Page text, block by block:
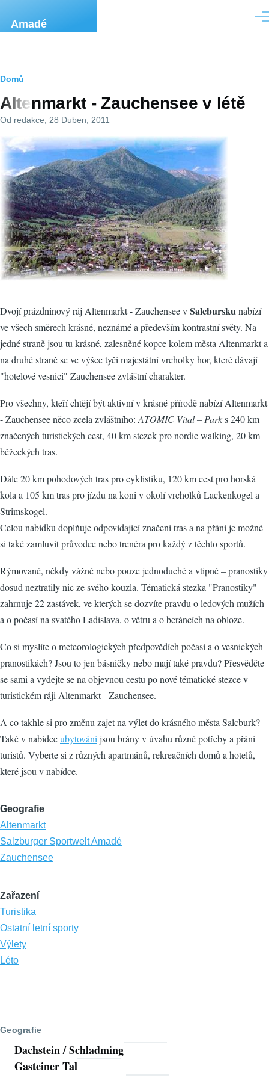
Amadé
Drobečková
navigace
Domů
Altenmarkt - Zauchensee v létě
Od redakce , 28 Duben, 2011
Dvojí prázdninový ráj Altenmarkt - Zauchensee vSalcburskunabízí
ve všech směrech krásné, neznámé a především kontrastní světy. Na
jedné straně jsou tu krásné, zalesněné kopce kolem města Altenmarkt a
na druhé straně se ve výšce tyčí majestátní vrcholky hor, které dávají
"hotelové vesnici" Zauchensee zvláštní charakter.
Pro všechny, kteří chtějí být aktivní v krásné přírodě nabízí Altenmarkt
- Zauchensee něco zcela zvláštního: ATOMIC Vital – Parks 240 km
značených turistických cest, 40 km stezek pro nordic walking, 20 km
běžeckých tras.
Dále 20 km pohodových tras pro cyklistiku, 120 km cest pro horská
kola a 105 km tras pro jízdu na koni v okolí vrcholků Lackenkogel a
Strimskogel.
Celou nabídku doplňuje odpovídající značení tras a na přání je možné
si také zamluvit průvodce nebo trenéra pro každý z těchto sportů.
Rýmované, někdy vážné nebo pouze jednoduché a vtipné – pranostiky
dosud neztratily nic ze svého kouzla. Tématická stezka "Pranostiky"
zahrnuje 22 zastávek, ve kterých se dozvíte pravdu o ledových mužích
a o počasí na svatého Ladislava, o větru a o beráncích na obloze.
Co si myslíte o meteorologických předpovědích počasí a o vesnických
pranostikách? Jsou to jen básničky nebo mají také pravdu? Přesvědčte
se sami a vydejte se na objevnou cestu po nové tématické stezce v
turistickém ráji Altenmarkt - Zauchensee.
A co takhle si pro změnu zajet na výlet do krásného města Salcburk?
Také v nabídceubytováníjsou brány v úvahu různé potřeby a přání
turistů. Vyberte si z různých apartmánů, rekreačních domů a hotelů,
které jsou v nabídce.
Geografie
Altenmarkt
Salzburger Sportwelt Amadé
Zauchensee
Zařazení
Turistika
Ostatní letní sporty
Výlety
Léto
Geografie
Dachstein / Schladming
Gasteiner Tal